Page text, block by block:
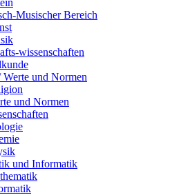
Musischer Bereich
wissenschaften
und Normen
und Normen
und Informatik